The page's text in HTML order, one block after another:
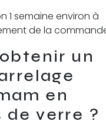
1 semaine environ à
de la
un
en
de verre ?